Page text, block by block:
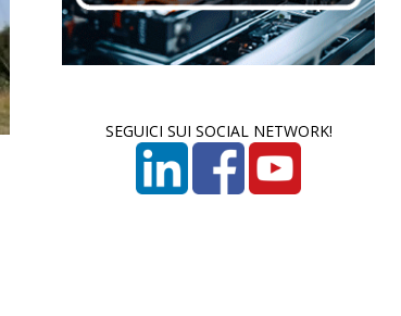
SEGUICI SUI SOCIAL NETWORK!